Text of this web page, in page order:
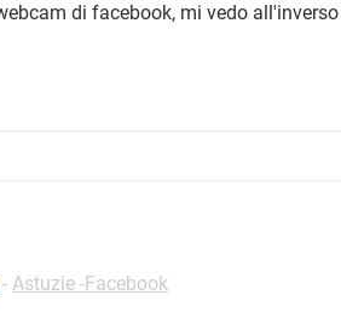
di facebook, mi vedo all'inverso
- Astuzie -Facebook